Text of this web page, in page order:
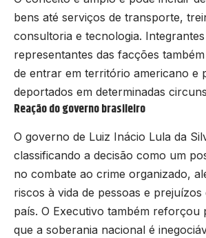
bens até serviços de transporte,
consultoria e tecnologia.
representantes das facções
de entrar em território americano e
deportados em determinadas
Reação do governo brasileiro
O governo de Luiz Inácio Lula da
classificando a decisão como um
no combate ao crime organizado,
riscos à vida de pessoas e
país. O Executivo também reforçou
que a soberania nacional é